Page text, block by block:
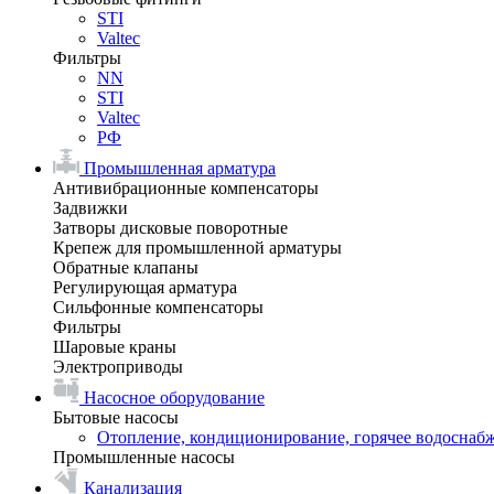
STI
Valtec
Фильтры
NN
STI
Valtec
РФ
Промышленная арматура
Антивибрационные компенсаторы
Задвижки
Затворы дисковые поворотные
Крепеж для промышленной арматуры
Обратные клапаны
Регулирующая арматура
Сильфонные компенсаторы
Фильтры
Шаровые краны
Электроприводы
Насосное оборудование
Бытовые насосы
Отопление, кондиционирование, горячее
Промышленные насосы
Канализация